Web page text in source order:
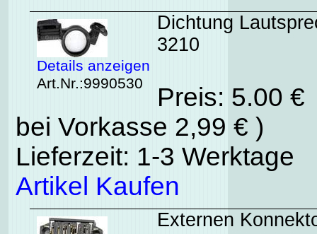
Details anzeigen
Art.Nr.:9990530
Dichtung
3210
Preis: 5.00
bei Vorkasse 2,99 € )
Lieferzeit: 1-3 Werktage
Artikel Kaufen
Externen